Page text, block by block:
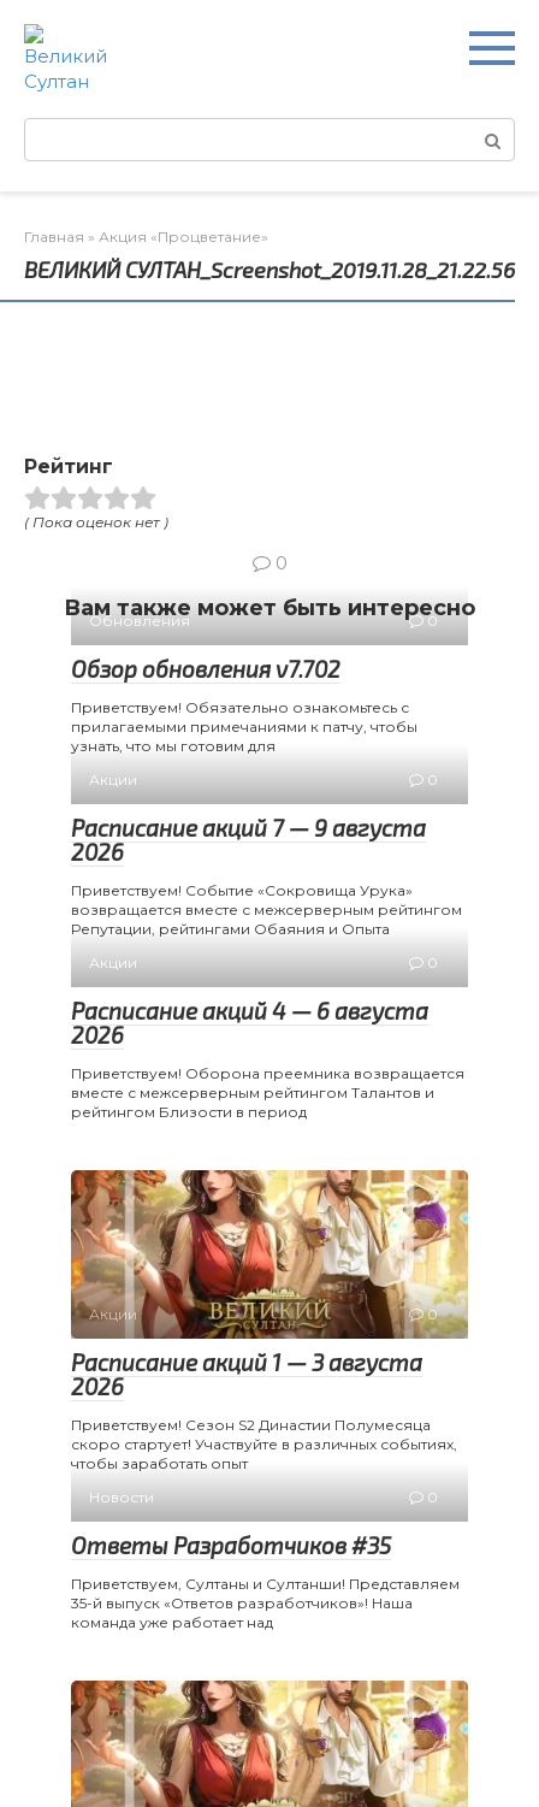
контенту
Поиск:
Главная » Акция «Процветание»
ВЕЛИКИЙ СУЛТАН_Screenshot_2019.11.28_21.22.56
Рейтинг
( Пока оценок нет )
0
Вам также может быть интересно
Обновления 0
Обзор обновления v7.702
Приветствуем! Обязательно ознакомьтесь с
прилагаемыми примечаниями к патчу, чтобы
узнать, что мы готовим для
Акции
0
Расписание акций 7 — 9 августа
2026
Приветствуем! Событие «Сокровища Урука»
возвращается вместе с межсерверным рейтингом
Репутации, рейтингами Обаяния и Опыта
Акции
0
Расписание акций 4 — 6 августа
2026
Приветствуем! Оборона преемника возвращается
вместе с межсерверным рейтингом Талантов и
рейтингом Близости в период
Акции 0
Расписание акций 1 — 3 августа
2026
Приветствуем! Сезон S2 Династии Полумесяца
скоро стартует! Участвуйте в различных событиях,
чтобы заработать опыт
Новости
0
Ответы Разработчиков #35
Приветствуем, Султаны и Султанши! Представляем
35-й выпуск «Ответов разработчиков»! Наша
команда уже работает над